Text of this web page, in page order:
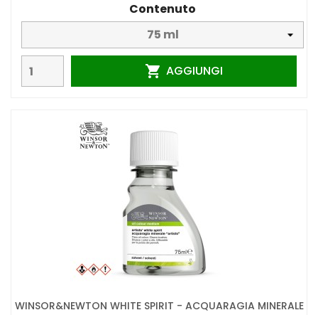
Contenuto
 AGGIUNGI
WINSOR&NEWTON WHITE SPIRIT - ACQUARAGIA MINERALE